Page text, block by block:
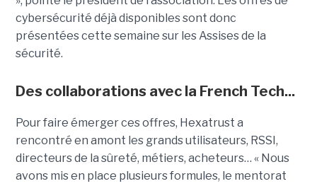
cybersécurité déjà disponibles sont donc
présentées cette semaine sur les Assises de la
sécurité.
Des collaborations avec la French Tech...
Pour faire émerger ces offres, Hexatrust a
rencontré en amont les grands utilisateurs, RSSI,
directeurs de la sûreté, métiers, acheteurs… « Nous
avons mis en place plusieurs formules, le mentorat